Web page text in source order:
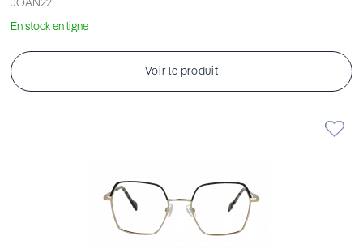
JOAN22
En stock en ligne
Voir le produit